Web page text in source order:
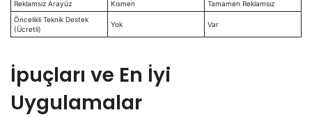
Reklamsız Arayüz Kısmen
Tamamen Reklamsız
Öncelikli Teknik Destek
(Ücretli)
Yok Var
İpuçları ve En İyi
Uygulamalar